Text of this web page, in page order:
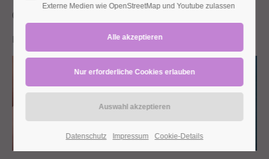
Lost your password?
Support
02.12.2026 09:00–03.03.2027 10:15
Lohbachstraße (Lohbachstraße 28, 42553 Velbert)
Externe Medien wie OpenStreetMap und Youtube zulassen
Datenschutz Impressum Cookie-Details